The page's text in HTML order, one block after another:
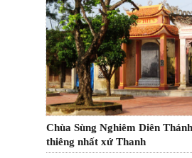
Chùa Sùng Nghiêm Diên
thiêng nhất xứ Thanh